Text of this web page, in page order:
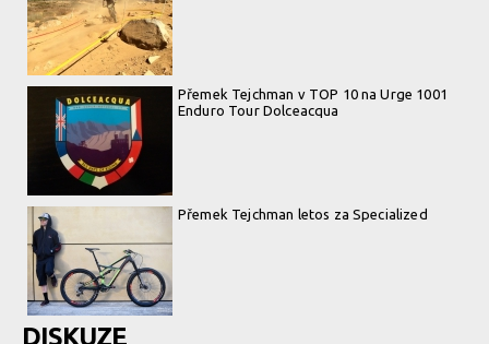
Přemek Tejchman v TOP 10 na Urge 1001
Enduro Tour Dolceacqua
Přemek Tejchman letos za Specialized
DISKUZE